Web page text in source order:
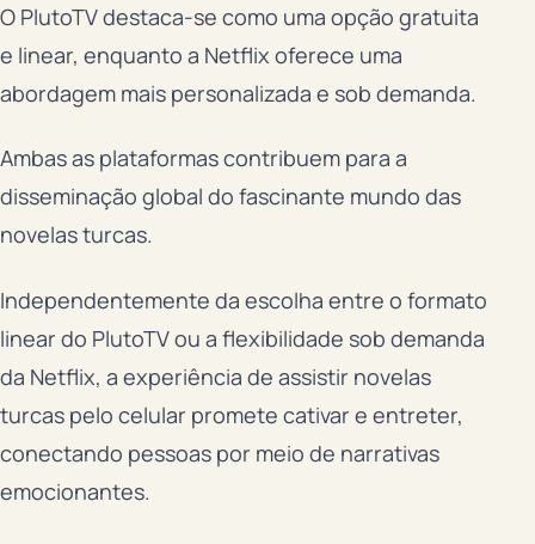
O PlutoTV destaca-se como uma opção gratuita
e linear, enquanto a Netflix oferece uma
abordagem mais personalizada e sob demanda.
Ambas as plataformas contribuem para a
disseminação global do fascinante mundo das
novelas turcas.
Independentemente da escolha entre o formato
linear do PlutoTV ou a flexibilidade sob demanda
da Netflix, a experiência de assistir novelas
turcas pelo celular promete cativar e entreter,
conectando pessoas por meio de narrativas
emocionantes.